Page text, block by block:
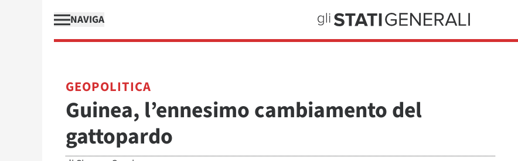
NAVIGA
GEOPOLITICA
Guinea, l’ennesimo cambiamento del
gattopardo